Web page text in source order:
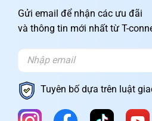
Gửi email để nhận các ưu đãi
và thông tin mới nhất từ T-
Tuyên bố dựa trên luật